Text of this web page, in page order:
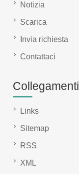
Notizia
Scarica
Invia richiesta
Contattaci
Collegamenti
Links
Sitemap
RSS
XML